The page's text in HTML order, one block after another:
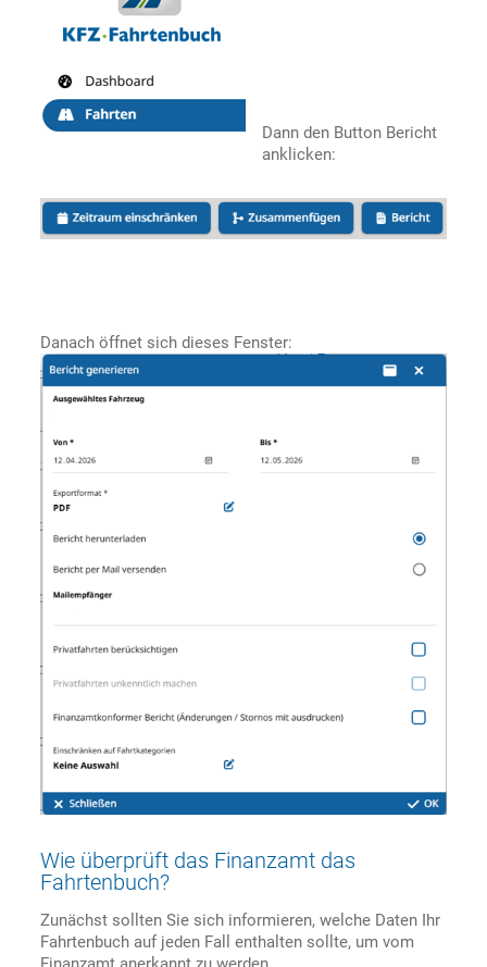
Dann den Button Bericht
anklicken:
Danach öffnet sich dieses Fenster:
Wie überprüft das Finanzamt das
Fahrtenbuch?
Zunächst sollten Sie sich informieren, welche Daten Ihr
Fahrtenbuch auf jeden Fall enthalten sollte, um vom